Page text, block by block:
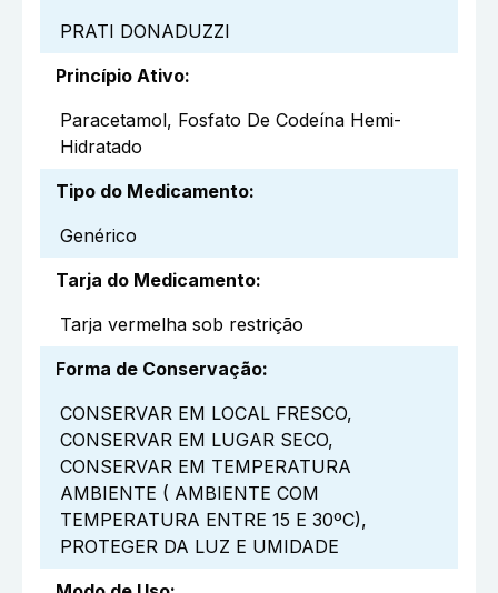
PRATI DONADUZZI
Princípio Ativo:
Paracetamol, Fosfato De Codeína Hemi-
Hidratado
Tipo do Medicamento:
Genérico
Tarja do Medicamento:
Tarja vermelha sob restrição
Forma de Conservação:
CONSERVAR EM LOCAL FRESCO,
CONSERVAR EM LUGAR SECO,
CONSERVAR EM TEMPERATURA
AMBIENTE ( AMBIENTE COM
TEMPERATURA ENTRE 15 E 30ºC),
PROTEGER DA LUZ E UMIDADE